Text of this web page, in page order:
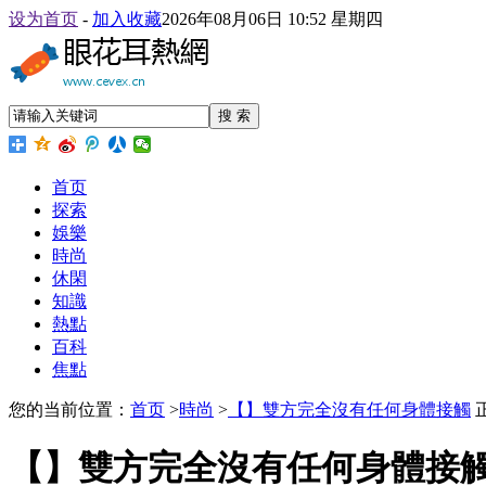
设为首页 - 加入收藏2026年08月06日 10:52 星期四
搜 索
首页
探索
娛樂
時尚
休閑
知識
熱點
百科
焦點
您的当前位置： 首页 >時尚 > 【】雙方完全沒有任何身體接觸
【】雙方完全沒有任何身體接